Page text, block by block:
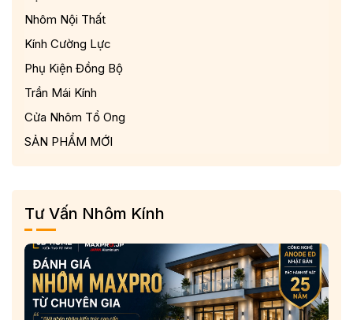
Nhôm Nội Thất
Kính Cường Lực
Phụ Kiện Đồng Bộ
Trần Mái Kính
Cửa Nhôm Tổ Ong
SẢN PHẨM MỚI
Tư Vấn Nhôm Kính